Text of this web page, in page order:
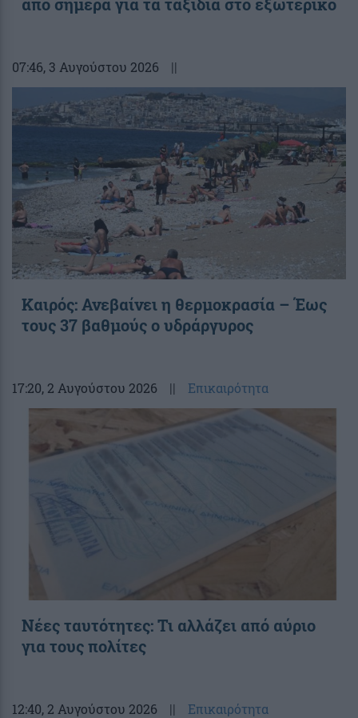
07:46, 3 Αυγούστου 2026 ||
Καιρός: Ανεβαίνει η θερμοκρασία – Έως
τους 37 βαθμούς ο υδράργυρος
17:20, 2 Αυγούστου 2026 || Επικαιρότητα
Νέες ταυτότητες: Τι αλλάζει από αύριο
για τους πολίτες
12:40, 2 Αυγούστου 2026 || Επικαιρότητα